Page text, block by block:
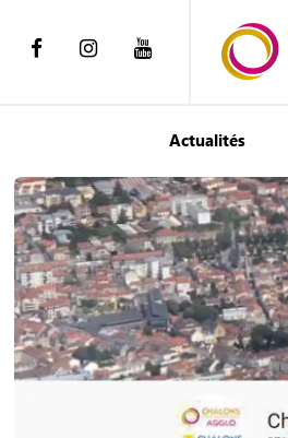
Actualités